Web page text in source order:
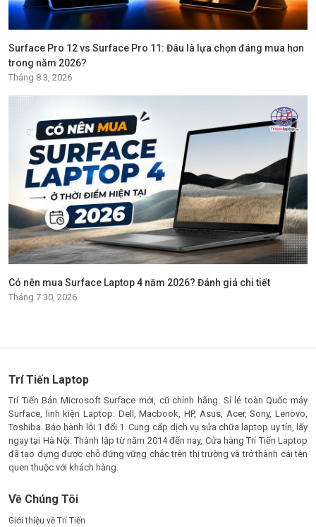
Surface Pro 12 vs Surface Pro 11: Đâu là lựa chọn đáng mua hơn
trong năm 2026?
Tháng 8 3, 2026
Có nên mua Surface Laptop 4 năm 2026? Đánh giá chi tiết
Tháng 7 30, 2026
Trí Tiến Laptop
Trí Tiến Bán Microsoft Surface mới, cũ chính hãng. Sỉ lẻ toàn Quốc máy
Surface, linh kiện Laptop: Dell, Macbook, HP, Asus, Acer, Sony, Lenovo,
Toshiba. Bảo hành lỗi 1 đổi 1. Cung cấp dịch vụ sửa chữa laptop uy tín, lấy
ngay tại Hà Nội. Thành lập từ năm 2014 đến nay, Cửa hàng Trí Tiến Laptop
đã tạo dựng được chỗ đứng vững chắc trên thị trường và trở thành cái tên
quen thuộc với khách hàng.
Về Chúng Tôi
Giới thiệu về Trí Tiến